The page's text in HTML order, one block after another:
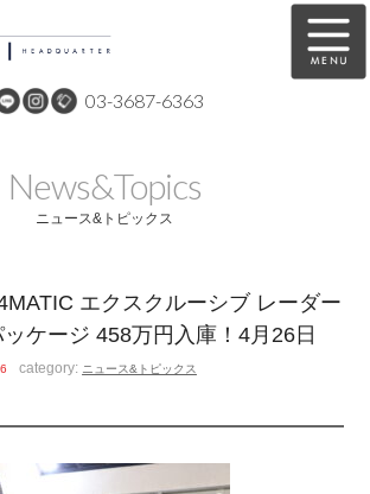
03-3687-6363
特別作業
News&Topics
ニュース&トピックス
エクスクルーシブ レーダー
ケージ 458万円入庫！4月26日
category: ニュース&トピックス